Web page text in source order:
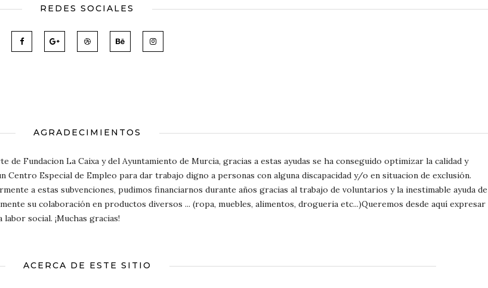
REDES SOCIALES
AGRADECIMIENTOS
Fundacion La Caixa y del Ayuntamiento de Murcia, gracias a estas ayudas se ha conseguido optimizar la calidad y
Centro Especial de Empleo para dar trabajo digno a personas con alguna discapacidad y/o en situacion de exclusión.
a estas subvenciones, pudimos financiarnos durante años gracias al trabajo de voluntarios y la inestimable ayuda de
su colaboración en productos diversos ... (ropa, muebles, alimentos, drogueria etc...)Queremos desde aquí expresar
social. ¡Muchas gracias!
ACERCA DE ESTE SITIO